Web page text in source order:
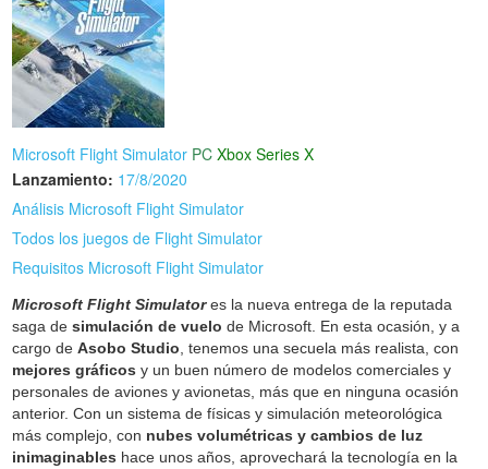
Microsoft Flight Simulator PC Xbox Series X
Lanzamiento: 17/8/2020
Análisis Microsoft Flight Simulator
Todos los juegos de Flight Simulator
Requisitos Microsoft Flight Simulator
Microsoft Flight Simulatores la nueva entrega de la reputada
saga desimulación de vuelo de Microsoft. En esta ocasión, y a
cargo deAsobo Studio , tenemos una secuela más realista, con
mejores gráficos y un buen número de modelos comerciales y
personales de aviones y avionetas, más que en ninguna ocasión
anterior. Con un sistema de físicas y simulación meteorológica
más complejo, con nubes volumétricas y cambios de luz
inimaginables hace unos años, aprovechará la tecnología en la